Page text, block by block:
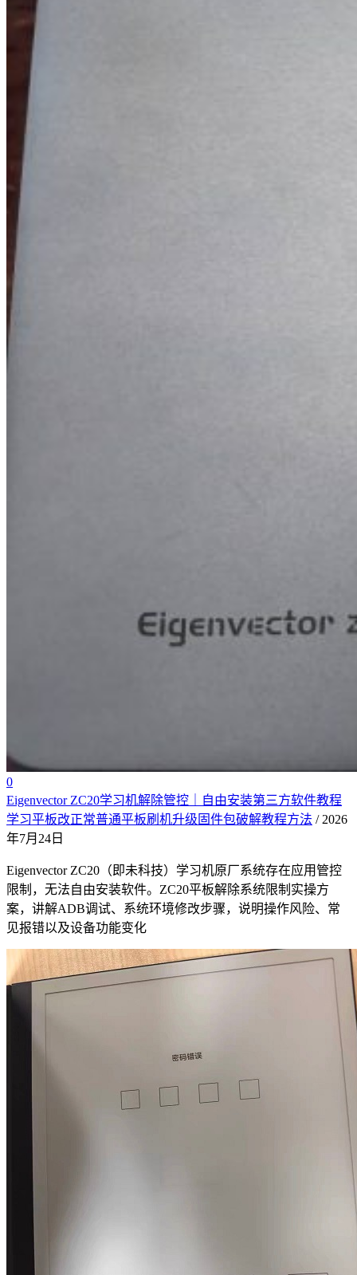
0
Eigenvector ZC20学习机解除管控｜自由安装第三方软件教程
学习平板改正常普通平板刷机升级固件包破解教程方法 / 2026
年7月24日
Eigenvector ZC20（即未科技）学习机原厂系统存在应用管控
限制，无法自由安装软件。ZC20平板解除系统限制实操方
案，讲解ADB调试、系统环境修改步骤，说明操作风险、常
见报错以及设备功能变化